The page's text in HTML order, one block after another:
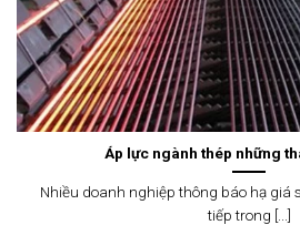
Áp lực ngành thép những
Nhiều doanh nghiệp thông báo hạ giá
tiếp trong [...]